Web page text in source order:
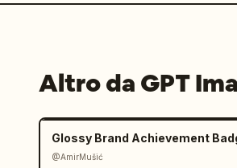
Altro da GPT
Glossy Brand Achievement
@AmirMušić